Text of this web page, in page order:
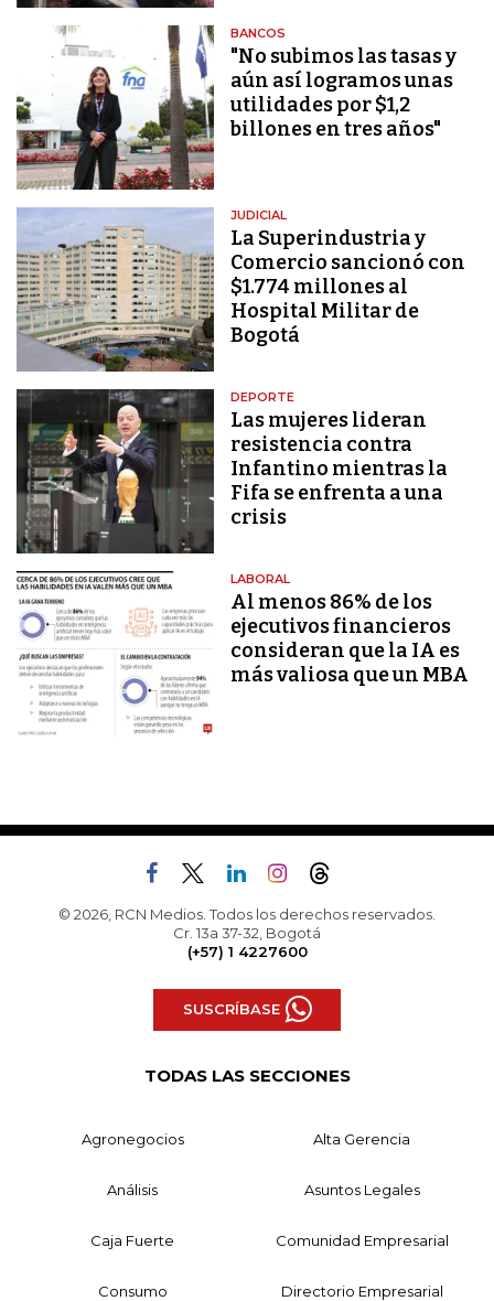
BANCOS
"No subimos las tasas y
aún así logramos unas
utilidades por $1,2
billones en tres años"
JUDICIAL
La Superindustria y
Comercio sancionó con
$1.774 millones al
Hospital Militar de
Bogotá
DEPORTE
Las mujeres lideran
resistencia contra
Infantino mientras la
Fifa se enfrenta a una
crisis
LABORAL
Al menos 86% de los
ejecutivos financieros
consideran que la IA es
más valiosa que un MBA
© 2026, RCN Medios. Todos los derechos reservados.
Cr. 13a 37-32, Bogotá
(+57) 1 4227600
SUSCRÍBASE
TODAS LAS SECCIONES
Agronegocios Alta Gerencia
Análisis Asuntos Legales
Caja Fuerte Comunidad Empresarial
Consumo Directorio Empresarial